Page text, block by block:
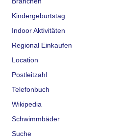
Kindergeburtstag
Indoor Aktivitäten
Regional Einkaufen
Location
Postleitzahl
Telefonbuch
Wikipedia
Schwimmbäder
Suche